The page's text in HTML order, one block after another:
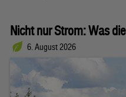
Nicht nur Strom: Was
6. August 2026